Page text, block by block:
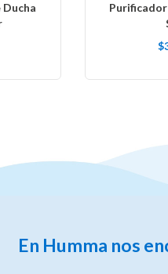
Purificador
En Humma nos